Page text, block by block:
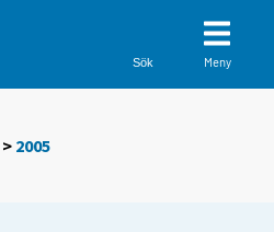
Sök Meny
> 2005